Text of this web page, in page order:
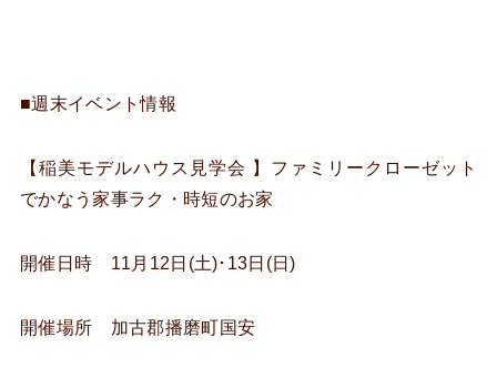
■週末イベント情報
【稲美モデルハウス見学会 】ファミリークローゼット
でかなう家事ラク・時短のお家
開催日時 11月12日(土)･13日(日)
開催場所 加古郡播磨町国安